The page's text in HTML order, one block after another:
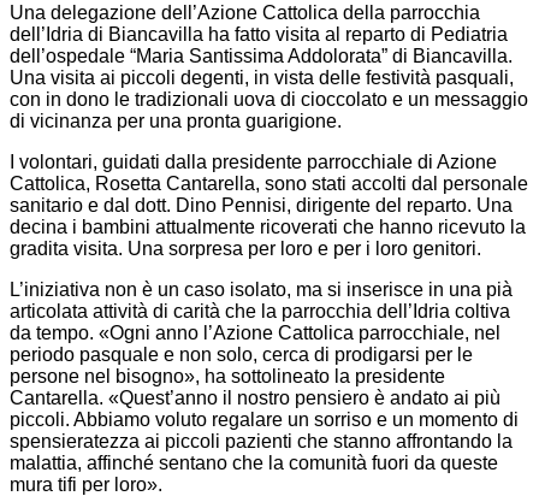
Una delegazione dell’Azione Cattolica della parrocchia
dell’Idria di Biancavilla ha fatto visita al reparto di Pediatria
dell’ospedale “Maria Santissima Addolorata” di Biancavilla.
Una visita ai piccoli degenti, in vista delle festività pasquali,
con in dono le tradizionali uova di cioccolato e un messaggio
di vicinanza per una pronta guarigione.
I volontari, guidati dalla presidente parrocchiale di Azione
Cattolica, Rosetta Cantarella, sono stati accolti dal personale
sanitario e dal dott. Dino Pennisi, dirigente del reparto. Una
decina i bambini attualmente ricoverati che hanno ricevuto la
gradita visita. Una sorpresa per loro e per i loro genitori.
L’iniziativa non è un caso isolato, ma si inserisce in una pià
articolata attività di carità che la parrocchia dell’Idria coltiva
da tempo. «Ogni anno l’Azione Cattolica parrocchiale, nel
periodo pasquale e non solo, cerca di prodigarsi per le
persone nel bisogno», ha sottolineato la presidente
Cantarella. «Quest’anno il nostro pensiero è andato ai più
piccoli. Abbiamo voluto regalare un sorriso e un momento di
spensieratezza ai piccoli pazienti che stanno affrontando la
malattia, affinché sentano che la comunità fuori da queste
mura tifi per loro».